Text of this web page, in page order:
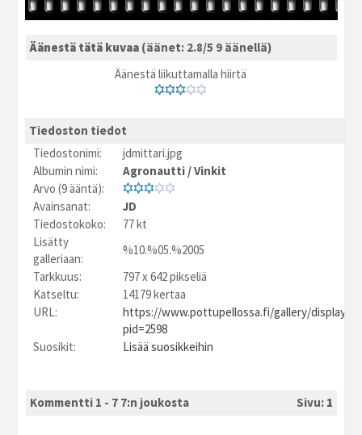
Äänestä tätä kuvaa (äänet: 2.8/5 9 äänellä)
Äänestä liikuttamalla hiirtä
Tiedoston tiedot
Tiedostonimi:
jdmittari.jpg
Albumin nimi:
Agronautti /Vinkit
Arvo (9 ääntä):
Avainsanat:
JD
Tiedostokoko:
77 kt
Lisätty
galleriaan:
%10.%05.%2005
Tarkkuus:
797 x 642 pikseliä
Katseltu:
14179 kertaa
URL:
https://www.pottupellossa.fi/gallery/
pid=2598
Suosikit:
Lisää suosikkeihin
Kommentti 1 - 7 7:n joukosta Sivu: 1